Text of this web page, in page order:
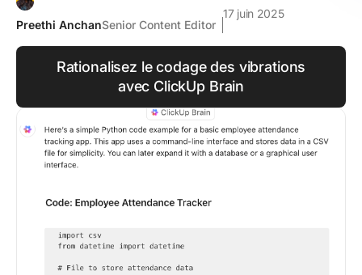
Preethi AnchanSenior Content Editor
17 juin 2025
Rationalisez le codage des vibrations
avec ClickUp Brain